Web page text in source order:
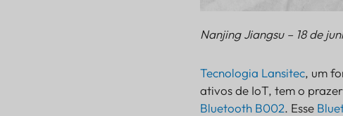
Nanjing Jiangsu – 18 de
Tecnologia Lansitec, um
ativos de IoT, tem o
Bluetooth B002. Esse